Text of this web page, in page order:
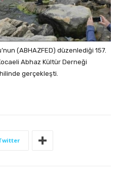
(ABHAZFED) düzenlediği 157.
Abhaz Kültür Derneği
gerçekleşti.